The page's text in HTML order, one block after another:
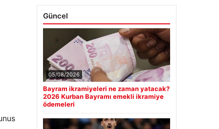
Güncel
05/08/2026
Bayram ikramiyeleri ne zaman yatacak?
2026 Kurban Bayramı emekli ikramiye
ödemeleri